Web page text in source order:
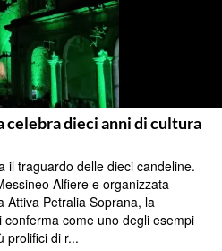
celebra dieci anni di cultura
il traguardo delle dieci candeline.
Alfiere e organizzata
Attiva Petralia Soprana, la
come uno degli esempi
prolifici di r...